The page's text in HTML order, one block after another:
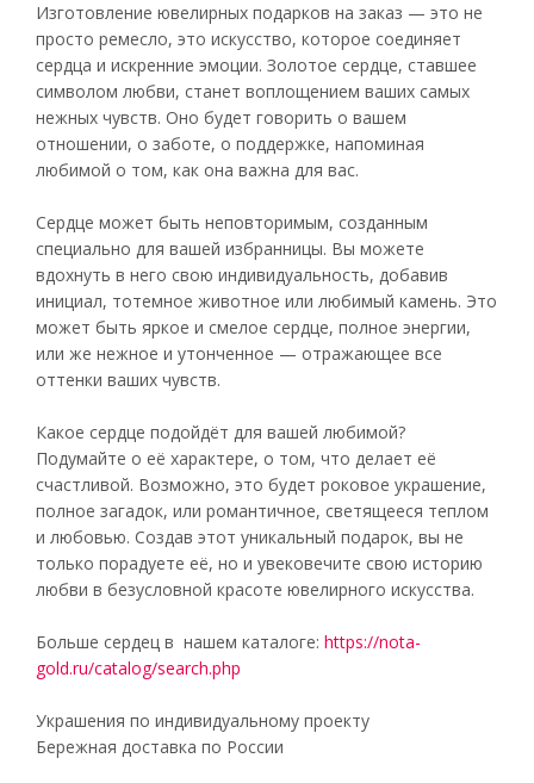
Изготовление ювелирных подарков на заказ — это не
просто ремесло, это искусство, которое соединяет
сердца и искренние эмоции. Золотое сердце, ставшее
символом любви, станет воплощением ваших самых
нежных чувств. Оно будет говорить о вашем
отношении, о заботе, о поддержке, напоминая
любимой о том, как она важна для вас.
Сердце может быть неповторимым, созданным
специально для вашей избранницы. Вы можете
вдохнуть в него свою индивидуальность, добавив
инициал, тотемное животное или любимый камень. Это
может быть яркое и смелое сердце, полное энергии,
или же нежное и утонченное — отражающее все
оттенки ваших чувств.
Какое сердце подойдёт для вашей любимой?
Подумайте о её характере, о том, что делает её
счастливой. Возможно, это будет роковое украшение,
полное загадок, или романтичное, светящееся теплом
и любовью. Создав этот уникальный подарок, вы не
только порадуете её, но и увековечите свою историю
любви в безусловной красоте ювелирного искусства.
Больше сердец в нашем каталоге: https://nota-
gold.ru/catalog/search.php
Украшения по индивидуальному проекту
Бережная доставка по России